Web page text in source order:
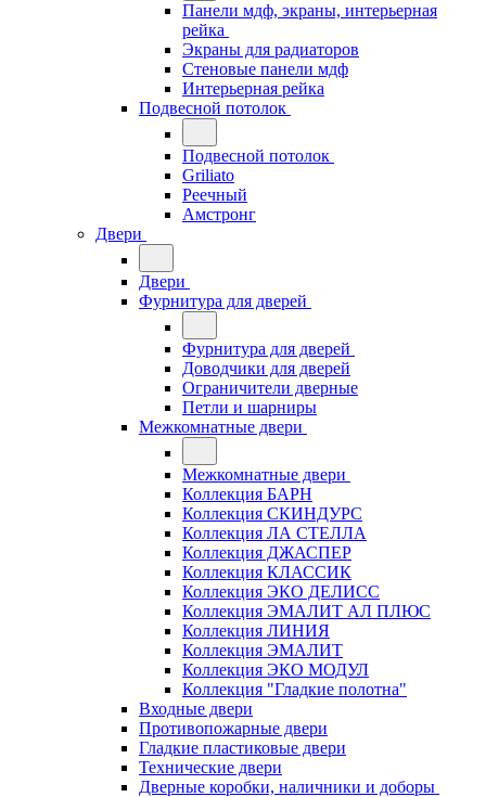
Панели мдф, экраны, интерьерная
рейка
Экраны для радиаторов
Стеновые панели мдф
Интерьерная рейка
Подвесной потолок
Подвесной потолок
Griliato
Реечный
Амстронг
Двери
Двери
Фурнитура для дверей
Фурнитура для дверей
Доводчики для дверей
Ограничители дверные
Петли и шарниры
Межкомнатные двери
Межкомнатные двери
Коллекция БАРН
Коллекция СКИНДУРС
Коллекция ЛА СТЕЛЛА
Коллекция ДЖАСПЕР
Коллекция КЛАССИК
Коллекция ЭКО ДЕЛИСС
Коллекция ЭМАЛИТ АЛ ПЛЮС
Коллекция ЛИНИЯ
Коллекция ЭМАЛИТ
Коллекция ЭКО МОДУЛ
Коллекция "Гладкие полотна"
Входные двери
Противопожарные двери
Гладкие пластиковые двери
Технические двери
Дверные коробки, наличники и доборы